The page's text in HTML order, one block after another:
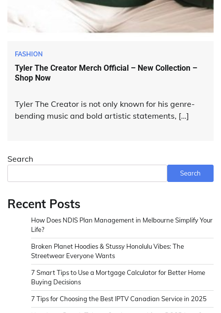
FASHION
Tyler The Creator Merch Official – New Collection –
Shop Now
Tyler The Creator is not only known for his genre-
bending music and bold artistic statements, […]
Search
Search
Recent Posts
How Does NDIS Plan Management in Melbourne Simplify Your
Life?
Broken Planet Hoodies & Stussy Honolulu Vibes: The
Streetwear Everyone Wants
7 Smart Tips to Use a Mortgage Calculator for Better Home
Buying Decisions
7 Tips for Choosing the Best IPTV Canadian Service in 2025